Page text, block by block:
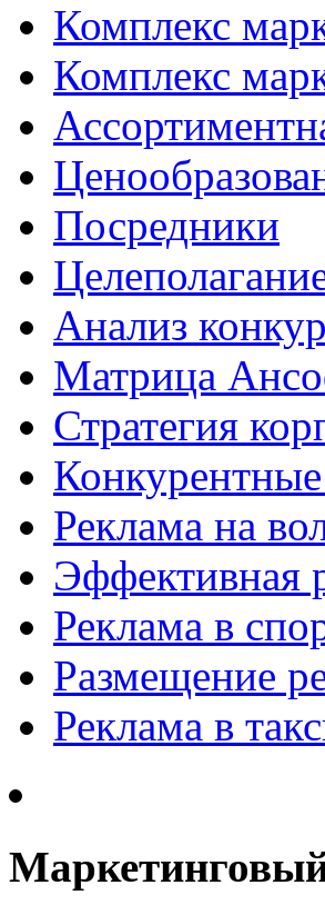
Комплекс
Комплекс
Посредники
Анализ
Матрица
Стратегия
Реклама на
Эффективная
Реклама в
Размещение
Реклама в